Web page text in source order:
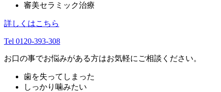
審美セラミック治療
詳しくはこちら
Tel 0120-393-308
お口の事でお悩みがある方はお気軽にご相談ください。
歯を失ってしまった
しっかり噛みたい